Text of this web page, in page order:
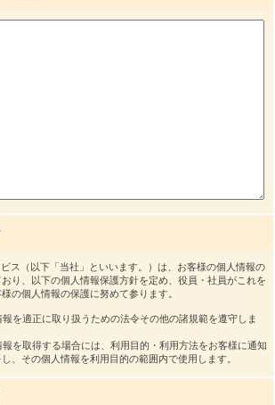
ス（以下「当社」といいます。）は、お客様の個人情報の
り、以下の個人情報保護方針を定め、役員・社員がこれを
の個人情報の保護に努めて参ります。
報を適正に取り扱うための法令その他の諸規範を遵守しま
を取得する場合には、利用目的・利用方法をお客様に通知
、その個人情報を利用目的の範囲内で使用します。
があった際、関連する内容を照会し、回答する他、ダイレ